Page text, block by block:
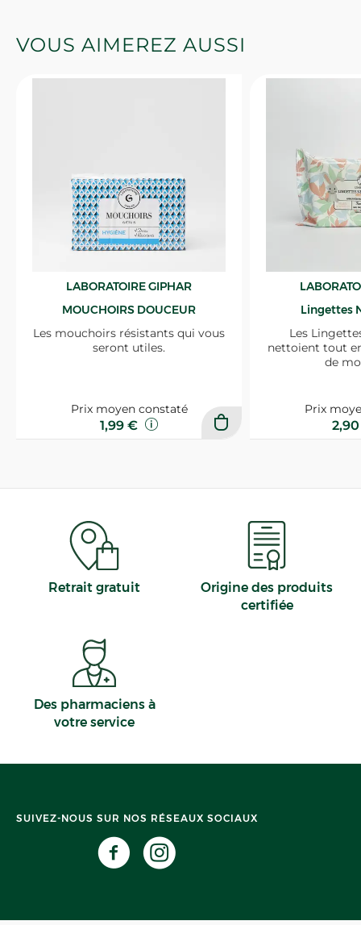
VOUS AIMEREZ AUSSI
LABORATOIRE GIPHAR
MOUCHOIRS DOUCEUR
Les mouchoirs résistants qui vous
seront utiles.
Prix moyen constaté
1,99 €
Lingettes
Les
nettoient tout
de
Prix
Retrait gratuit
Origine des produits
certifiée
Des pharmaciens à
votre service
SUIVEZ-NOUS SUR NOS RÉSEAUX SOCIAUX